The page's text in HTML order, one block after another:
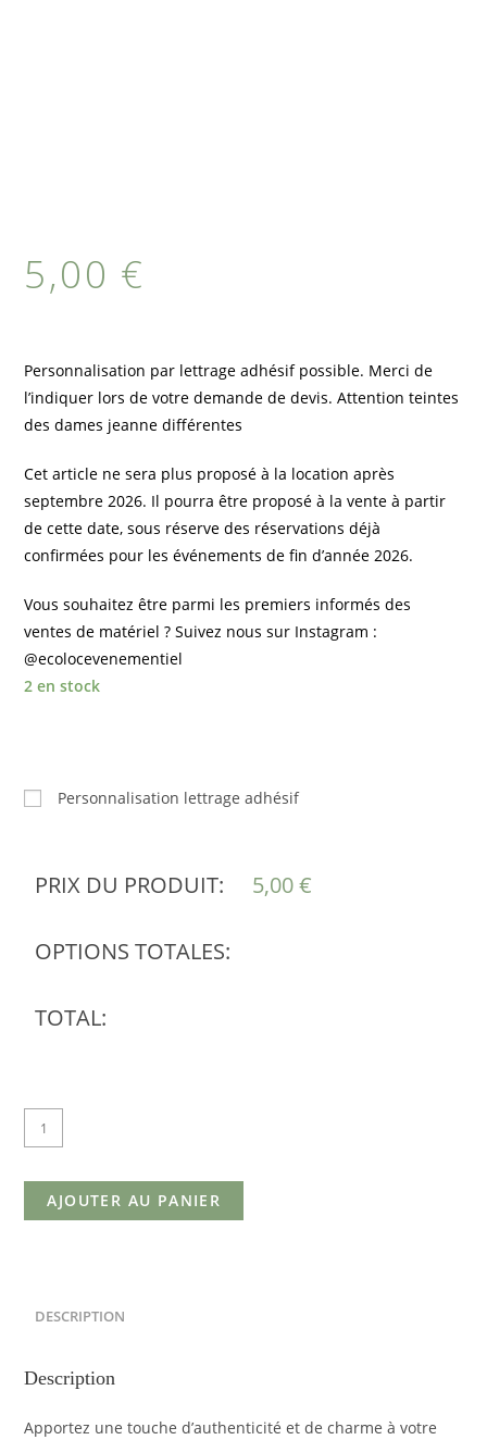
5,00 €
Personnalisation par lettrage adhésif possible. Merci de
l’indiquer lors de votre demande de devis. Attention teintes
des dames jeanne différentes
Cet article ne sera plus proposé à la location après
septembre 2026. Il pourra être proposé à la vente à partir
de cette date, sous réserve des réservations déjà
confirmées pour les événements de fin d’année 2026.
Vous souhaitez être parmi les premiers informés des
ventes de matériel ? Suivez nous sur Instagram :
@ecolocevenementiel
2 en stock
Personnalisation lettrage adhésif
PRIX DU PRODUIT: 5,00€
OPTIONS TOTALES:
TOTAL:
AJOUTER AU PANIER
DESCRIPTION
Description
Apportez une touche d’authenticité et de charme à votre